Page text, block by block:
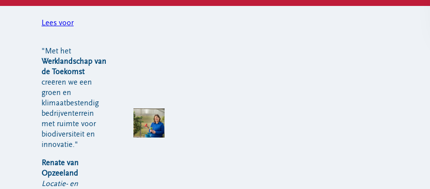
Lees voor
"Met het
Werklandschap van
de Toekomst
creëren we een
groen en
klimaatbestendig
bedrijventerrein
met ruimte voor
biodiversiteit en
innovatie."
Renate van
Opzeeland
Locatie- en